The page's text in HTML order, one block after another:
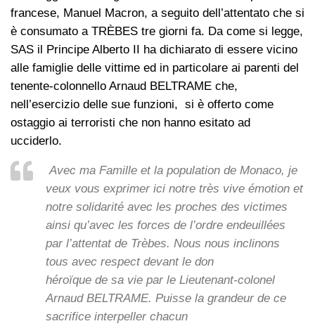
francese, Manuel Macron, a seguito dell’attentato che si
è consumato a TRÈBES tre giorni fa. Da come si legge,
SAS il Principe Alberto II ha dichiarato di essere vicino
alle famiglie delle vittime ed in particolare ai parenti del
tenente-colonnello Arnaud BELTRAME che,
nell’esercizio delle sue funzioni, si è offerto come
ostaggio ai terroristi che non hanno esitato ad
ucciderlo.
Avec ma Famille et la population de Monaco, je
veux vous exprimer ici notre très vive émotion et
notre solidarité avec les proches des victimes
ainsi qu’avec les forces de l’ordre endeuillées
par l’attentat de Trèbes. Nous nous inclinons
tous avec respect devant le don
héroïque de sa vie par le Lieutenant-colonel
Arnaud BELTRAME. Puisse la grandeur de ce
sacrifice interpeller chacun